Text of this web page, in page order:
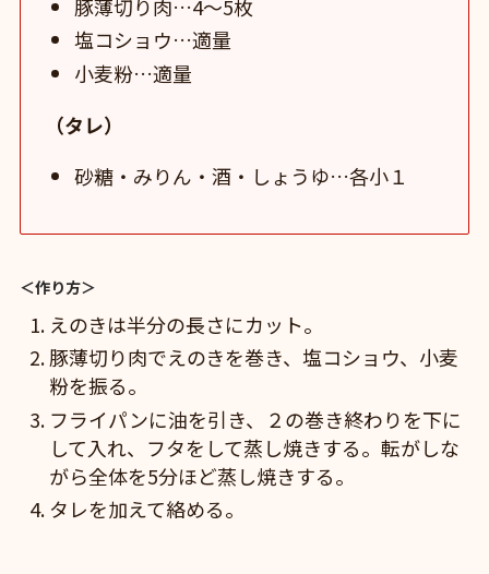
豚薄切り肉…4〜5枚
塩コショウ…適量
小麦粉…適量
（タレ）
砂糖・みりん・酒・しょうゆ…各小１
＜作り方＞
えのきは半分の長さにカット。
豚薄切り肉でえのきを巻き、塩コショウ、小麦
粉を振る。
フライパンに油を引き、２の巻き終わりを下に
して入れ、フタをして蒸し焼きする。転がしな
がら全体を5分ほど蒸し焼きする。
タレを加えて絡める。